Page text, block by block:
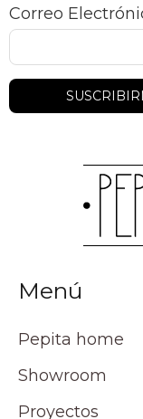
Correo
Menú
Pepita home
Showroom
Proyectos